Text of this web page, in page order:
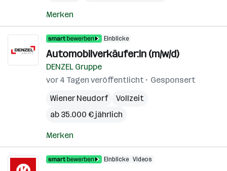
Merken
Einblicke
Automobilverkäufer:in (m/w/d)
DENZEL Gruppe
vor 4 Tagen veröffentlicht
Gesponsert
Wiener Neudorf
Vollzeit
ab 35.000 € jährlich
Merken
Einblicke Videos